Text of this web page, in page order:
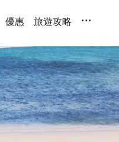
優惠 旅遊攻略 ...